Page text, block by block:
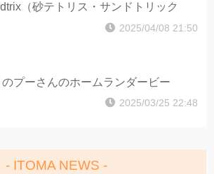
（砂テトリス・サンドトリック
2025/04/08 21:50
のプーさんのホームランダービー
2025/03/25 22:48
ITOMA NEWS